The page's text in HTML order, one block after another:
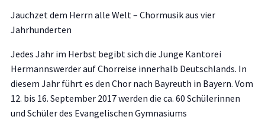
Jauchzet dem Herrn alle Welt – Chormusik aus vier
Jahrhunderten
Jedes Jahr im Herbst begibt sich die Junge Kantorei
Hermannswerder auf Chorreise innerhalb Deutschlands. In
diesem Jahr führt es den Chor nach Bayreuth in Bayern. Vom
12. bis 16. September 2017 werden die ca. 60 Schülerinnen
und Schüler des Evangelischen Gymnasiums